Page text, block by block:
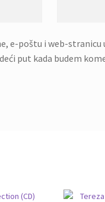
e-poštu i web-
put kada budem